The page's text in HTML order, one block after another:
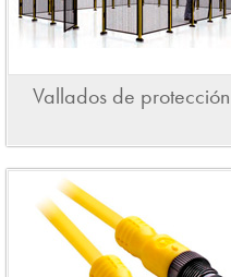
Vallados de protección